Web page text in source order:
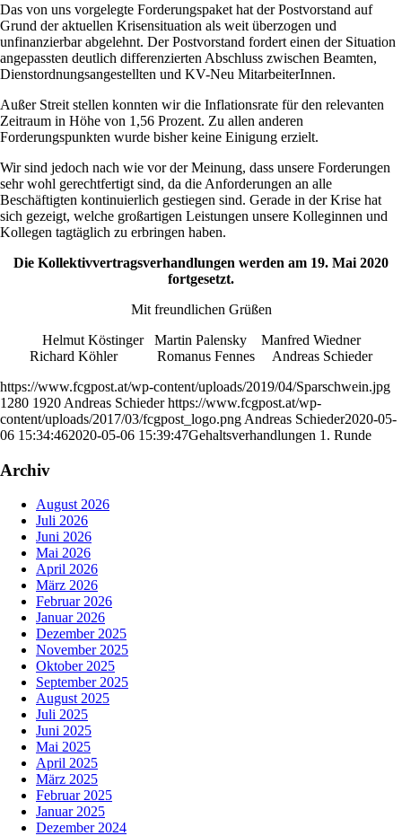
Das von uns vorgelegte Forderungspaket hat der Postvorstand auf
Grund der aktuellen Krisensituation als weit überzogen und
unfinanzierbar abgelehnt. Der Postvorstand fordert einen der Situation
angepassten deutlich differenzierten Abschluss zwischen Beamten,
Dienstordnungsangestellten und KV-Neu MitarbeiterInnen.
Außer Streit stellen konnten wir die Inflationsrate für den relevanten
Zeitraum in Höhe von 1,56 Prozent. Zu allen anderen
Forderungspunkten wurde bisher keine Einigung erzielt.
Wir sind jedoch nach wie vor der Meinung, dass unsere Forderungen
sehr wohl gerechtfertigt sind, da die Anforderungen an alle
Beschäftigten kontinuierlich gestiegen sind. Gerade in der Krise hat
sich gezeigt, welche großartigen Leistungen unsere Kolleginnen und
Kollegen tagtäglich zu erbringen haben.
Die Kollektivvertragsverhandlungen werden am 19. Mai 2020
fortgesetzt.
Mit freundlichen Grüßen
Helmut Köstinger Martin Palensky Manfred Wiedner
Richard Köhler Romanus Fennes Andreas Schieder
https://www.fcgpost.at/wp-content/uploads/2019/04/Sparschwein.jpg
1280 1920 Andreas Schieder https://www.fcgpost.at/wp-
content/uploads/2017/03/fcgpost_logo.png Andreas Schieder2020-05-
06 15:34:462020-05-06 15:39:47Gehaltsverhandlungen 1. Runde
Archiv
August 2026
Juli 2026
Juni 2026
Mai 2026
April 2026
März 2026
Februar 2026
Januar 2026
Dezember 2025
November 2025
Oktober 2025
September 2025
August 2025
Juli 2025
Juni 2025
Mai 2025
April 2025
März 2025
Februar 2025
Januar 2025
Dezember 2024